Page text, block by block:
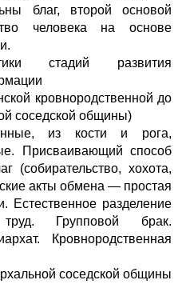
благ, второй основой
человека на основе
стадий развития
кровнородственной до
соседской общины)
из кости и рога,
Присваивающий способ
(собирательство, хохота,
акты обмена — простая
Естественное разделение
Групповой брак.
Кровнородственная
соседской общины